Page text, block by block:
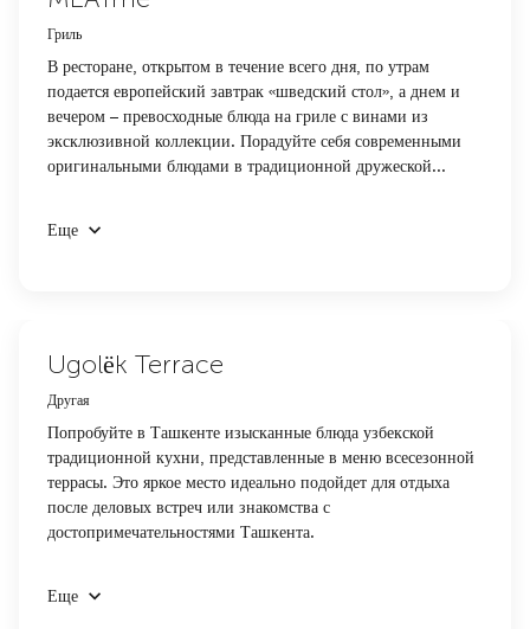
Гриль
В ресторане, открытом в течение всего дня, по утрам
подается европейский завтрак «шведский стол», а днем и
вечером – превосходные блюда на гриле с винами из
эксклюзивной коллекции. Порадуйте себя современными
оригинальными блюдами в традиционной дружеской...
Еще
Ugolёk Terrace
Другая
Попробуйте в Ташкенте изысканные блюда узбекской
традиционной кухни, представленные в меню всесезонной
террасы. Это яркое место идеально подойдет для отдыха
после деловых встреч или знакомства с
достопримечательностями Ташкента.
Еще